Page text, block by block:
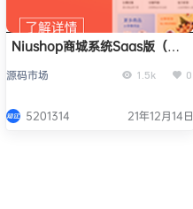
Niushop商城系统Saas版（闭
源码市场 1.5k 0
5201314 21年12月14日